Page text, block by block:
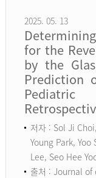
2025. 05. 13
for the
by the
Prediction
저자 : Sol Ji
Young Park,
Lee, Seo Hee
출처 : Journal